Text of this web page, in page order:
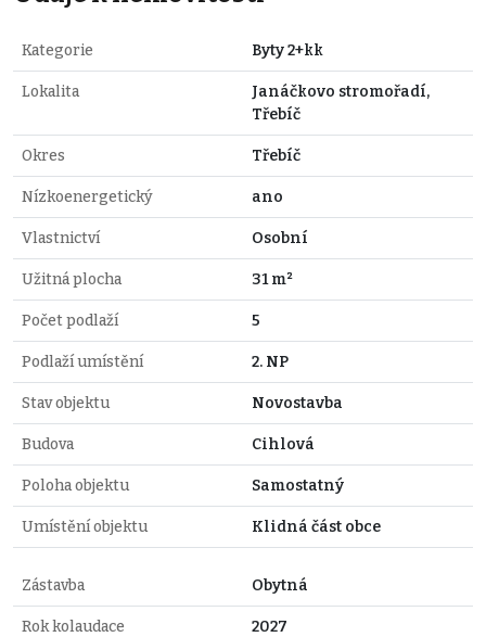
Kategorie Byty 2+kk
Lokalita
Janáčkovo stromořadí,
Třebíč
Okres Třebíč
Nízkoenergetický ano
Vlastnictví Osobní
Užitná plocha 31 m²
Počet podlaží 5
Podlaží umístění 2. NP
Stav objektu Novostavba
Budova Cihlová
Poloha objektu Samostatný
Umístění objektu Klidná část obce
Zástavba Obytná
Rok kolaudace 2027